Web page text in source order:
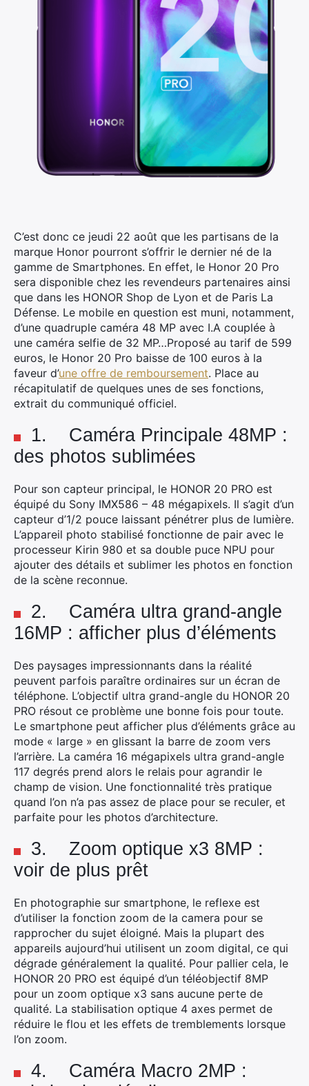
C’est donc ce jeudi 22 août que les partisans de la
marque Honor pourront s’offrir le dernier né de la
gamme de Smartphones. En effet, le Honor 20 Pro
sera disponible chez les revendeurs partenaires ainsi
que dans les HONOR Shop de Lyon et de Paris La
Défense. Le mobile en question est muni, notamment,
d’une quadruple caméra 48 MP avec I.A couplée à
une caméra selfie de 32 MP…Proposé au tarif de 599
euros, le Honor 20 Pro baisse de 100 euros à la
faveur d’une offre de remboursement. Place au
récapitulatif de quelques unes de ses fonctions,
extrait du communiqué officiel.
1. Caméra Principale 48MP :
des photos sublimées
Pour son capteur principal, le HONOR 20 PRO est
équipé du Sony IMX586 – 48 mégapixels. Il s’agit d’un
capteur d’1/2 pouce laissant pénétrer plus de lumière.
L’appareil photo stabilisé fonctionne de pair avec le
processeur Kirin 980 et sa double puce NPU pour
ajouter des détails et sublimer les photos en fonction
de la scène reconnue.
2. Caméra ultra grand-angle
16MP : afficher plus d’éléments
Des paysages impressionnants dans la réalité
peuvent parfois paraître ordinaires sur un écran de
téléphone. L’objectif ultra grand-angle du HONOR 20
PRO résout ce problème une bonne fois pour toute.
Le smartphone peut afficher plus d’éléments grâce au
mode « large » en glissant la barre de zoom vers
l’arrière. La caméra 16 mégapixels ultra grand-angle
117 degrés prend alors le relais pour agrandir le
champ de vision. Une fonctionnalité très pratique
quand l’on n’a pas assez de place pour se reculer, et
parfaite pour les photos d’architecture.
3. Zoom optique x3 8MP :
voir de plus prêt
En photographie sur smartphone, le reflexe est
d’utiliser la fonction zoom de la camera pour se
rapprocher du sujet éloigné. Mais la plupart des
appareils aujourd’hui utilisent un zoom digital, ce qui
dégrade généralement la qualité. Pour pallier cela, le
HONOR 20 PRO est équipé d’un téléobjectif 8MP
pour un zoom optique x3 sans aucune perte de
qualité. La stabilisation optique 4 axes permet de
réduire le flou et les effets de tremblements lorsque
l’on zoom.
4. Caméra Macro 2MP :